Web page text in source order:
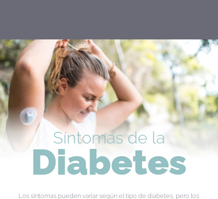
Síntomas de la
Diabetes
Los síntomas pueden variar según el tipo de diabetes, pero los